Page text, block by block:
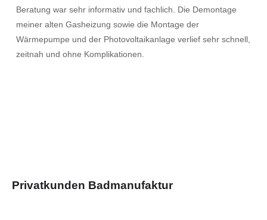
Beratung war sehr informativ und fachlich. Die Demontage
meiner alten Gasheizung sowie die Montage der
Wärmepumpe und der Photovoltaikanlage verlief sehr schnell,
zeitnah und ohne Komplikationen.
Privatkunden Badmanufaktur